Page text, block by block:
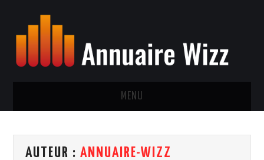
MENU
SPORT
AUTEUR :ANNUAIRE-WIZZ